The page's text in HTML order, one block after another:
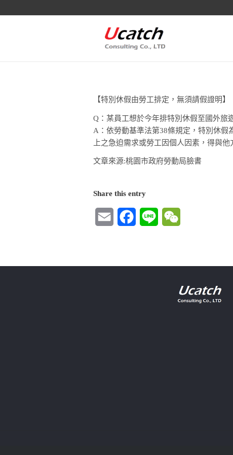
【特別休假由勞工排定，無須請假證明】
Q：某員工想於今年排特別休假至國外旅
A：依勞動基準法第38條規定，特別休
上之急迫需求或勞工因個人因素，得與
文章來源:桃園市政府勞動局臉書
Share this entry
Email FacebookLine